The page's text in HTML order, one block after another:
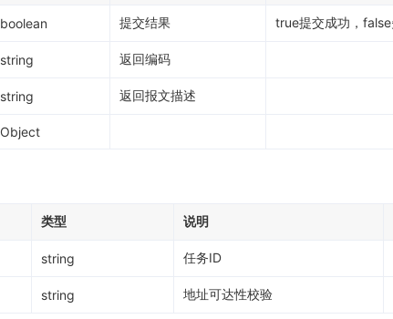
boolean 提交结果 true提交成功，
string 返回编码
string 返回报文描述
Object
类型 说明
string 任务ID
string 地址可达性校验